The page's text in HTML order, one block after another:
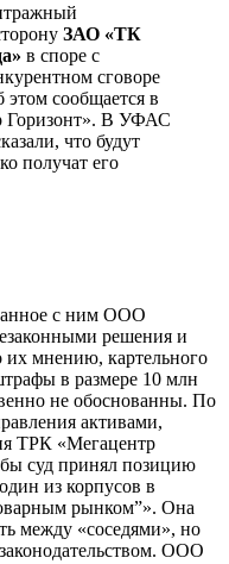
ЗАО «ТК
в споре с
сговоре
этом сообщается в
Горизонт». В УФАС
что будут
получат его
с ним ООО
решения и
мнению, картельного
в размере 10 млн
не обоснованны. По
активами,
ТРК «Мегацентр
суд принял позицию
из корпусов в
рынком”». Она
между «соседями», но
ООО